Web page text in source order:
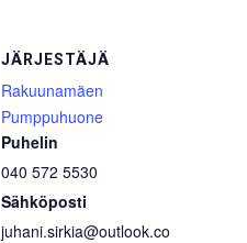
JÄRJESTÄJÄ
Rakuunamäen
Pumppuhuone
Puhelin
040 572 5530
Sähköposti
juhani.sirkia@outlook.co